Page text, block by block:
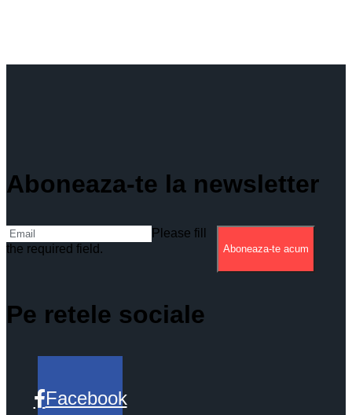
Aboneaza-te la newsletter
Please fill
the required field.
Aboneaza-te acum
Pe retele sociale
Facebook